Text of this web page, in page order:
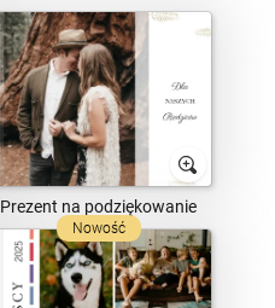
Prezent na podziękowanie
Nowość